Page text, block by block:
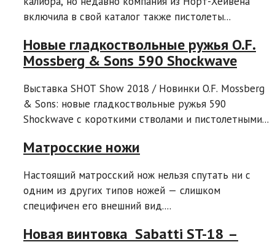
включила в свой каталог также пистолеты...
Новые гладкоствольные ружья O.F.
Mossberg & Sons 590 Shockwave
Выставка SHOT Show 2018 / Новинки O.F. Mossberg
& Sons: новые гладкоствольные ружья 590
Shockwave с короткими стволами и пистолетными...
Матросские ножи
Настоящий матросский нож нельзя спутать ни с
одним из других типов ножей — слишком
специфичен его внешний вид....
Новая винтовка Sabatti ST-18 –